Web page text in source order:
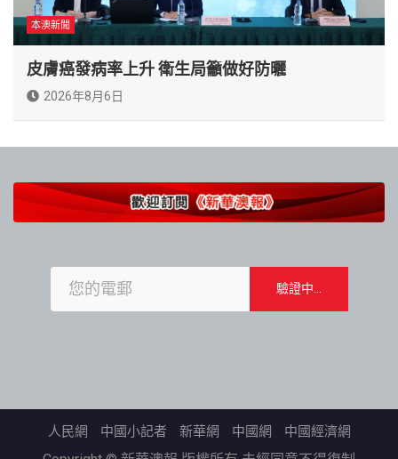
本澳新聞
皮膚癌發病率上升 衛生局籲做好防曬
2026年8月6日
人民網 中國小記者 新華網 中國網 中國經濟網